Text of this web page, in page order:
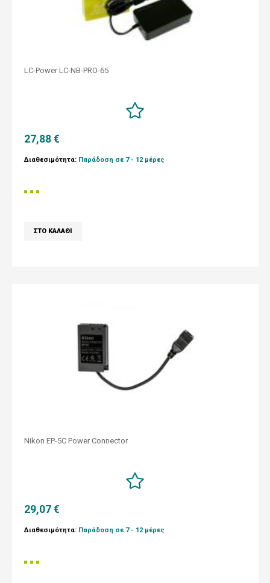
LC-Power LC-NB-PRO-65
27,88 €
Διαθεσιμότητα: Παράδοση σε 7 - 12 μέρες
Nikon EP-5C Power Connector
29,07 €
Διαθεσιμότητα: Παράδοση σε 7 - 12 μέρες